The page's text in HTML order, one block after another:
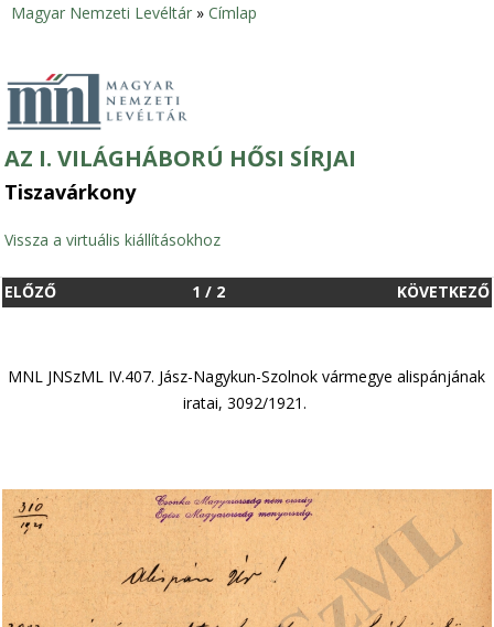
Jelenlegi
hely
Magyar Nemzeti Levéltár » Címlap
AZ I. VILÁGHÁBORÚ HŐSI SÍRJAI
Tiszavárkony
Vissza a virtuális kiállításokhoz
ELŐZŐ KÖVETKEZŐ
1 / 2
MNL JNSzML IV.407. Jász-Nagykun-Szolnok vármegye alispánjának
iratai, 3092/1921.